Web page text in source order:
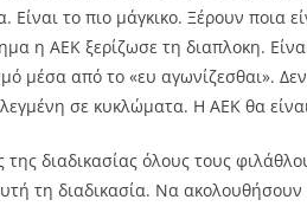
Είναι το πιο μάγκικο. Ξέρουν ποια
η ΑΕΚ ξερίζωσε τη διαπλοκη.
μέσα από το «ευ αγωνίζεσθαι».
σε κυκλώματα. Η ΑΕΚ θα
διαδικασίας όλους τους
τη διαδικασία. Να ακολουθήσουν